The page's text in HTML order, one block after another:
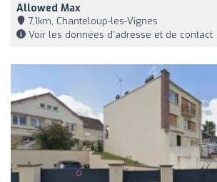
Allowed Max
7,1km, Chanteloup-les-Vignes
Voir les données d'adresse et de contact